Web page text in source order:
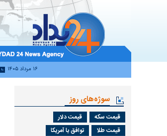
۱۶ مرداد ۱۴۰۵
سوژه‌های روز
قیمت سکه
قیمت دلار
قیمت طلا
توافق با آمریکا